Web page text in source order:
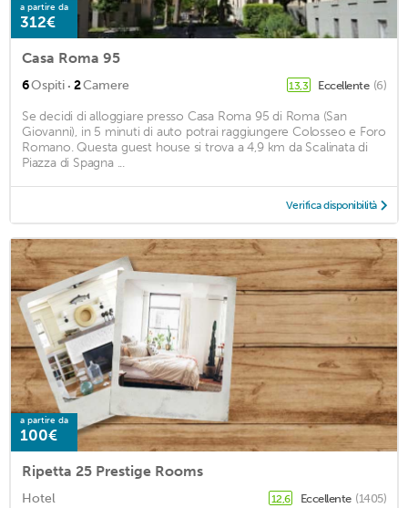
a partire da
312€
Casa Roma 95
6Ospiti · 2Camere 13,3 Eccellente (6)
Se decidi di alloggiare presso Casa Roma 95 di Roma (San
Giovanni), in 5 minuti di auto potrai raggiungere Colosseo e Foro
Romano. Questa guest house si trova a 4,9 km da Scalinata di
Piazza di Spagna ...
Verifica disponibilità
a partire da
100€
Ripetta 25 Prestige Rooms
Hotel 12,6 Eccellente (1405)